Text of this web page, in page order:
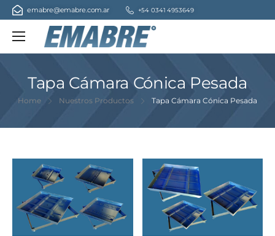
emabre@emabre.com.ar +54 0341 4953649
Tapa Cámara Cónica Pesada
Home Nuestros Productos Tapa Cámara Cónica Pesada